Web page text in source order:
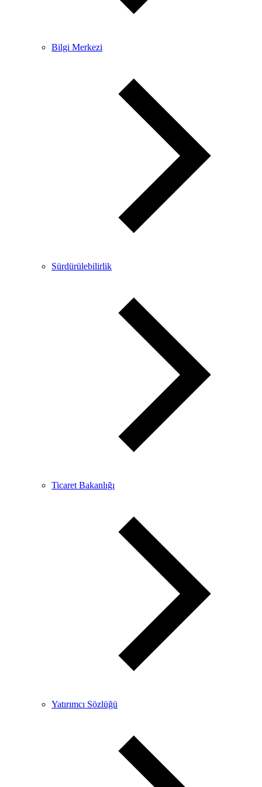
Bilgi Merkezi
Sürdürülebilirlik
Ticaret Bakanlığı
Yatırımcı Sözlüğü